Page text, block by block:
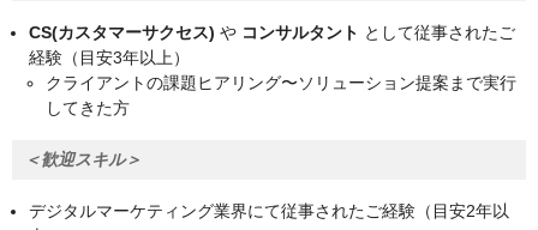
CS(カスタマーサクセス) や コンサルタント として従事されたご
経験（目安3年以上）
クライアントの課題ヒアリング〜ソリューション提案まで実行
してきた方
＜歓迎スキル＞
デジタルマーケティング業界にて従事されたご経験（目安2年以